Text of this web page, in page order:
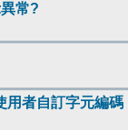
常?
者自訂字元編碼